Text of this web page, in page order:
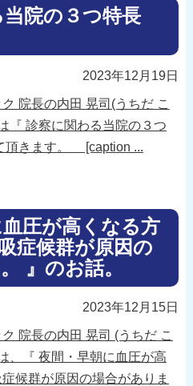
当院の３つ特長
2023年12月19日
院長の内田 晃司(うちだ こ
察に関わる当院の３つ
頂きます。 [caption ...
血圧が高くなる方
症候群が原因の
』のお話。
2023年12月15日
院長の内田 晃司 (うちだ こ
夜間・早朝に血圧が高
候群が原因の場合がありま